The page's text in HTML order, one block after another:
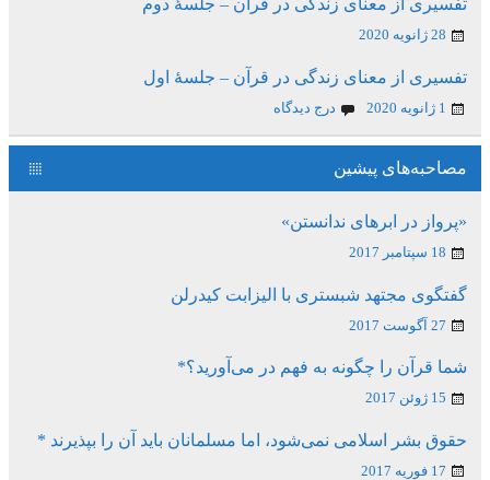
تفسیری از معنای زندگی در قرآن – جلسۀ دوم
28 ژانویه 2020
تفسیری از معنای زندگی در قرآن – جلسۀ اول
1 ژانویه 2020 درج دیدگاه
مصاحبه‌های پیشین
«پرواز در ابرهای ندانستن»
18 سپتامبر 2017
گفتگوی مجتهد شبستری با الیزابت کیدرلن
27 آگوست 2017
شما قرآن را چگونه به فهم در می‌آورید؟*
15 ژوئن 2017
حقوق بشر اسلامی نمی‌شود، اما مسلمانان باید آن را بپذیرند *
17 فوریه 2017